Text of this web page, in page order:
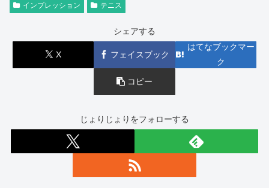
インプレッション テニス
シェアする
X フェイスブック
はてなブックマー
ク
コピー
じょりじょりをフォローする